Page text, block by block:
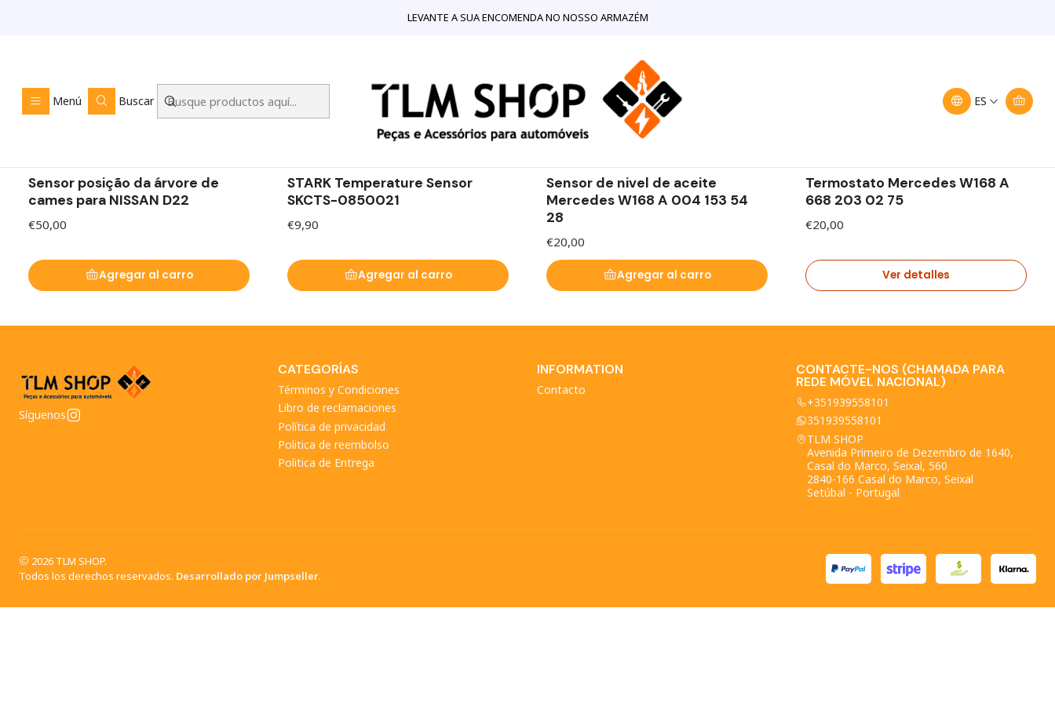
Menú Buscar ES
LEVANTE A SUA ENCOMENDA NO NOSSO ARMAZÉM
Inicio TIENDA ONLINE Sistema eléctrico Sensores
Sensores eléctricos y de motor para tu coche
Sensor posição da árvore de
cames para NISSAN D22
€50,00
Agregar al carro
STARK Temperature Sensor
SKCTS-0850021
€9,90
Agregar al carro
Sensor de nivel de aceite
Mercedes W168 A 004 153 54
28
€20,00
Agregar al carro
Termostato Mercedes W168 A
668 203 02 75
€20,00
Ver detalles
Síguenos
CATEGORÍAS
Términos y Condiciones
Libro de reclamaciones
Política de privacidad
Politica de reembolso
Politica de Entrega
INFORMATION
Contacto
CONTACTE-NOS (CHAMADA PARA
REDE MÓVEL NACIONAL)
+351939558101
351939558101
TLM SHOP
Avenida Primeiro de Dezembro de 1640,
Casal do Marco, Seixal, 560
2840-166 Casal do Marco, Seixal
Setúbal - Portugal
2026 TLM SHOP.
Todos los derechos reservados. Desarrollado por Jumpseller.